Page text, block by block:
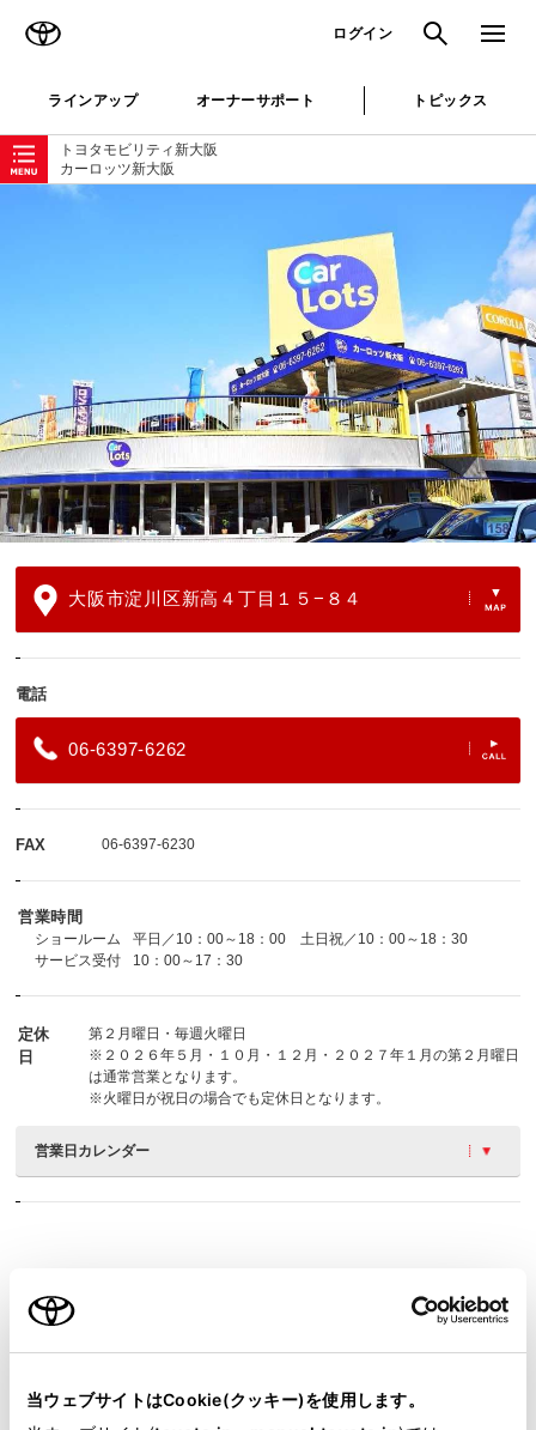
当ウェブサイトはCookie(クッキー)を使用します。
ログイン 検索 メニュ
ラインアップ オーナーサポート トピックス
トヨタモビリティ新大阪
カーロッツ新大阪
ローカルナビゲーション
大阪市淀川区新高４丁目１５−８４
電話
06-6397-6262
FAX 06-6397-6230
営業時間
ショールーム
平日／10：00～18：00 土日祝／10：00～18：30
サービス受付
10：00～17：30
定休
日
第２月曜日・毎週火曜日
※２０２６年５月・１０月・１２月・２０２７年１月の第２月曜日
は通常営業となります。
※火曜日が祝日の場合でも定休日となります。
営業日カレンダー